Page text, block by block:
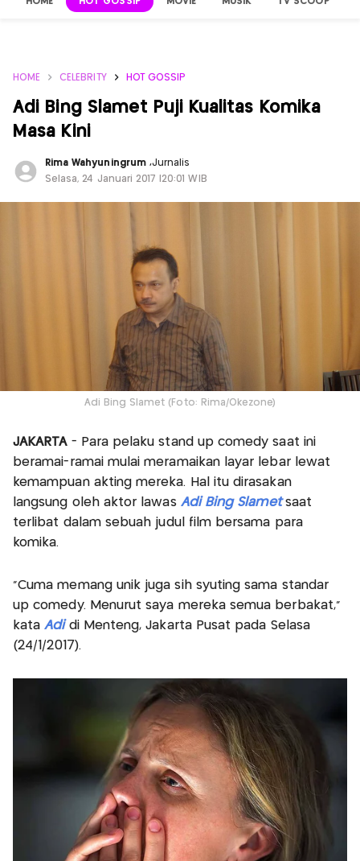
HOME CELEBRITY HOT GOSSIP
Adi Bing Slamet Puji Kualitas Komika
Masa Kini
Rima Wahyuningrum ,Jurnalis
Selasa, 24 Januari 2017 |20:01 WIB
Adi Bing Slamet (Foto: Rima/Okezone)
JAKARTA - Para pelaku stand up comedy saat ini
beramai-ramai mulai meramaikan layar lebar lewat
kemampuan akting mereka. Hal itu dirasakan
langsung oleh aktor lawas Adi Bing Slametsaat
terlibat dalam sebuah judul film bersama para
komika.
"Cuma memang unik juga sih syuting sama standar
up comedy. Menurut saya mereka semua berbakat,"
kata Adi di Menteng, Jakarta Pusat pada Selasa
(24/1/2017).